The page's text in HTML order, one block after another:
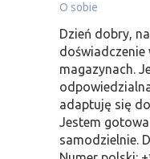
O sobie
Dzień dobry,
magazynach.
adaptuję się
Jestem
samodzielnie.